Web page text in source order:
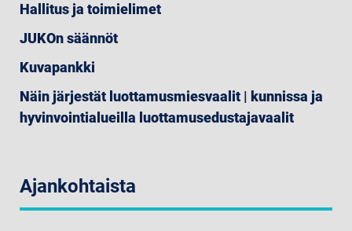
Hallitus ja toimielimet
JUKOn säännöt
Kuvapankki
Näin järjestät luottamusmiesvaalit | kunnissa ja
hyvinvointialueilla luottamusedustajavaalit
Ajankohtaista